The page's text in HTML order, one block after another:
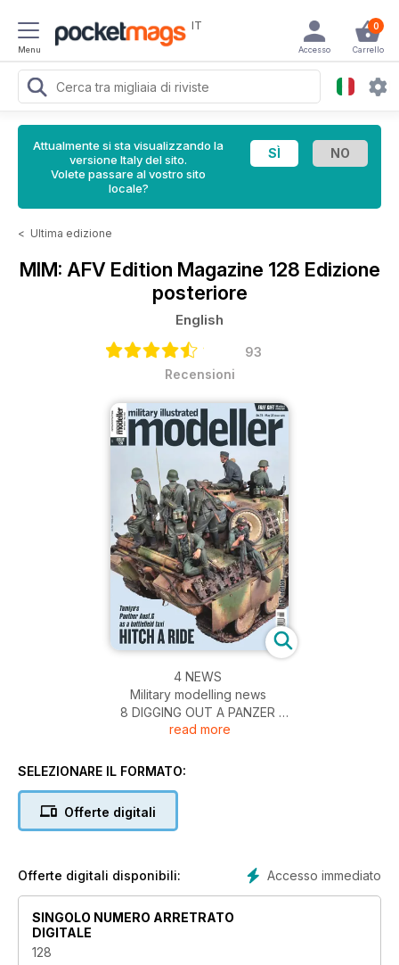
Menu
IT 0
Carrello
Accesso
Attualmente si sta visualizzando la
versione Italy del sito.
Volete passare al vostro sito
locale?
< Ultima edizione
MIM: AFV Edition Magazine 128 Edizione
posteriore
English
93
Recensioni
4 NEWS
Military modelling news
8 DIGGING OUT A PANZER
IN BERLIN
18 PREPARING THE
20 “HERR LOUIS
RESISTANT COATING...”
26 WHICH WAY TO TURN?
read more
SELEZIONARE IL FORMATO:
Offerte digitali
Accesso immediato
Offerte digitali disponibili:
SINGOLO NUMERO ARRETRATO
DIGITALE
128